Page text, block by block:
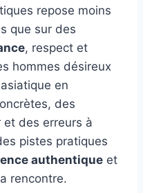
repose moins
que sur des
, respect et
hommes désireux
en
des
des erreurs à
pistes pratiques
authentique et
rencontre.